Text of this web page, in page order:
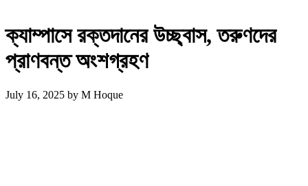
ক্যাম্পাসে রক্তদানের উচ্ছ্বাস, তরুণদের
প্রাণবন্ত অংশগ্রহণ
July 16, 2025 by M Hoque